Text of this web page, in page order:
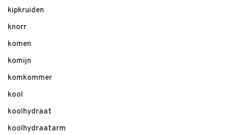
kipkruiden
knorr
komen
komijn
komkommer
kool
koolhydraat
koolhydraatarm